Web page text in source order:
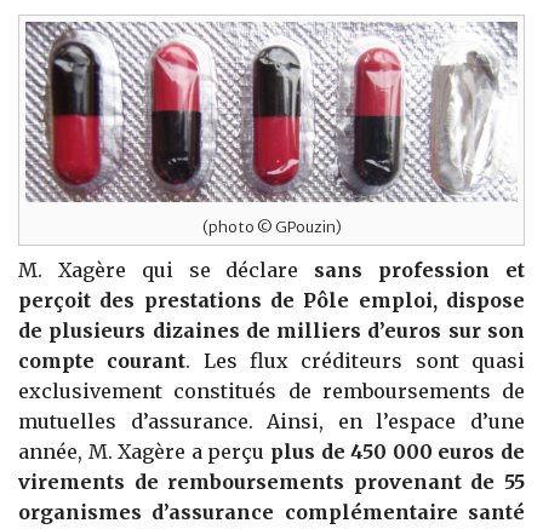
(photo © GPouzin)
M. Xagère qui se déclare sans profession et
perçoit des prestations de Pôle emploi, dispose
de plusieurs dizaines de milliers d’euros sur son
compte courant. Les flux créditeurs sont quasi
exclusivement constitués de remboursements de
mutuelles d’assurance. Ainsi, en l’espace d’une
année, M. Xagère a perçu plus de 450 000 euros de
virements de remboursements provenant de 55
organismes d’assurance complémentaire santé